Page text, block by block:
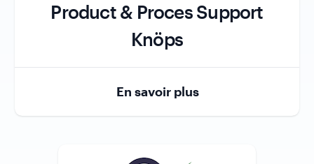
Product & Proces Support
Knöps
Role
En savoir plus